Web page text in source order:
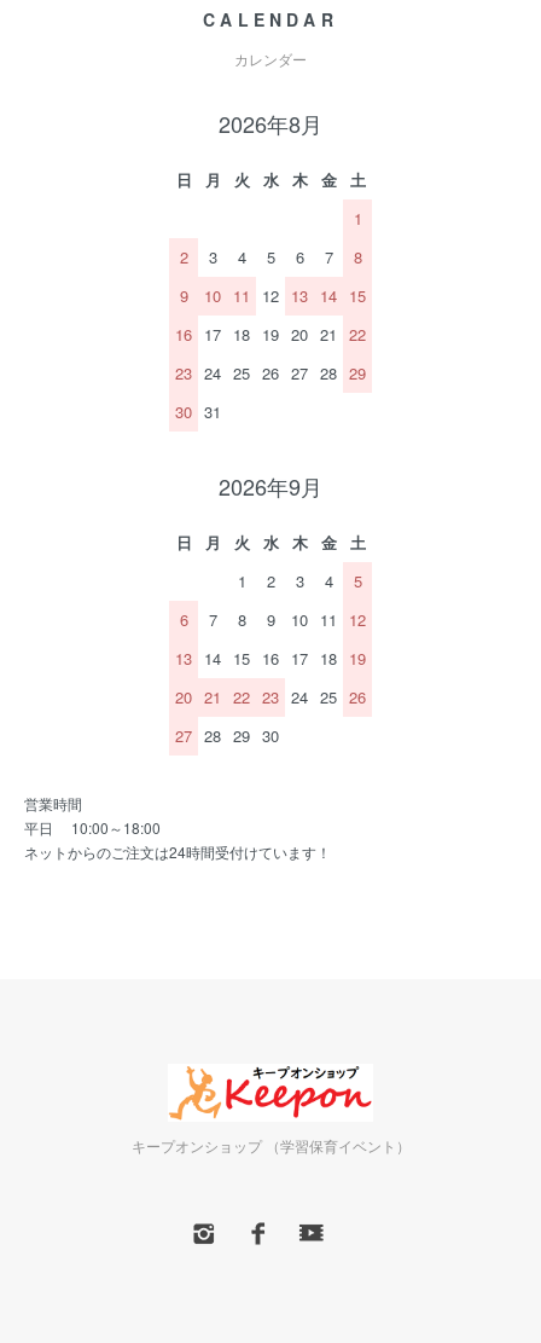
CALENDAR
カレンダー
2026年8月
日 月 火 水 木 金
土
1
2
3 4 5 6 7
8
9
10 11 12 13 14 15
16 17 18 19 20 21
22
23 24 25 26 27 28 29
30 31
2026年9月
日 月 火 水 木 金
土
1
2 3 4
5
6
7 8 9 10 11
12
13 14 15 16 17 18 19
20 21 22 23 24 25 26
27 28 29 30
営業時間
平日 10:00～18:00
ネットからのご注文は24時間受付けています！
キープオンショップ （学習保育イベント）